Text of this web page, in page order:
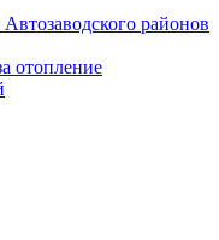
районов
отопление